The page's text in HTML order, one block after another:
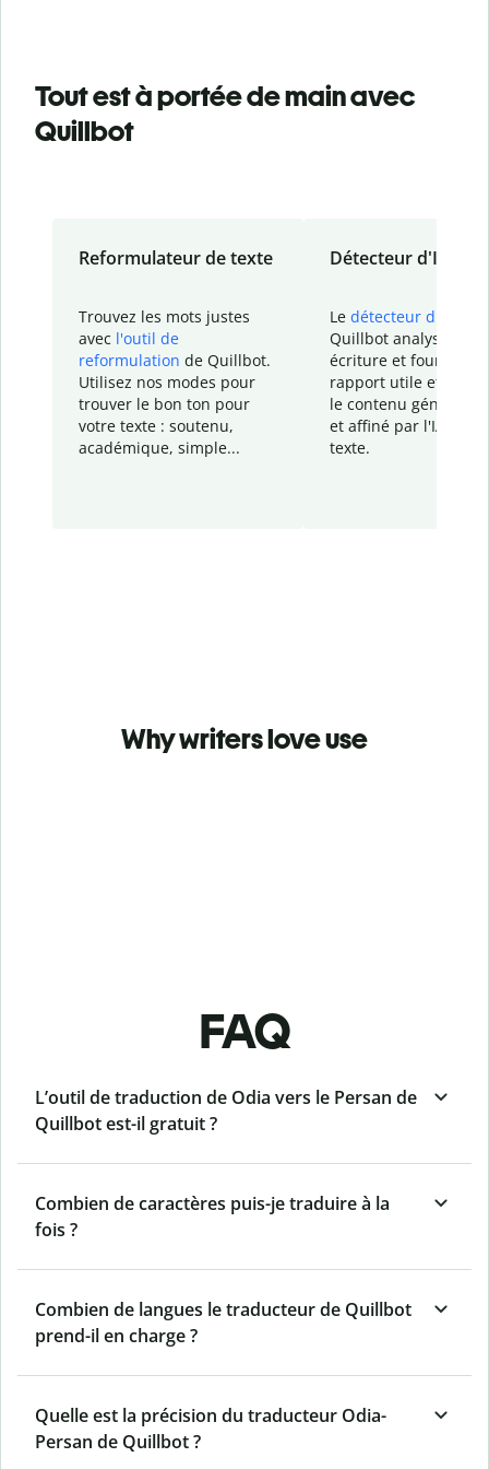
Tout est à portée de main avec
Quillbot
Reformulateur de texte
Trouvez les mots justes
avec l'outil de
reformulation de Quillbot.
Utilisez nos modes pour
trouver le bon ton pour
votre texte : soutenu,
académique, simple...
Détecteur d'IA
Le détecteur d'IA
Quillbot analyse votre
écriture et fournit un
rapport utile et
le contenu généré
et affiné par l'IA
texte.
Why writers love use
FAQ
L’outil de traduction de Odia vers le Persan de
Quillbot est-il gratuit ?
Combien de caractères puis-je traduire à la
fois ?
Combien de langues le traducteur de Quillbot
prend-il en charge ?
Quelle est la précision du traducteur Odia-
Persan de Quillbot ?